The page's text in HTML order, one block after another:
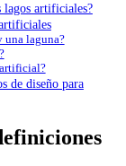
lagos artificiales?
una laguna?
de diseño para